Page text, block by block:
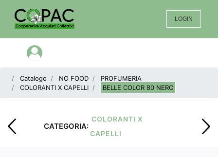
LOGIN
Open menu
Catalogo NO FOOD
PROFUMERIA
COLORANTI X CAPELLI
BELLE COLOR 80 NERO
CATEGORIA:
COLORANTI X
CAPELLI